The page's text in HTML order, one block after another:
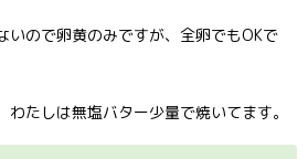
ので卵黄のみですが、全卵でもOKで
たしは無塩バター少量で焼いてます。